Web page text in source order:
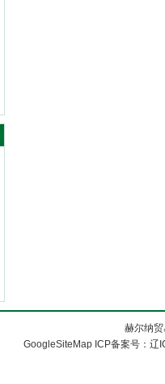
赫尔纳
GoogleSiteMap ICP备案号：辽